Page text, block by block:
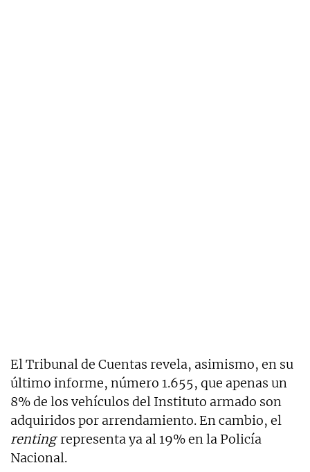
El Tribunal de Cuentas revela, asimismo, en su
último informe, número 1.655, que apenas un
8% de los vehículos del Instituto armado son
adquiridos por arrendamiento. En cambio, el
rentingrepresenta ya al 19% en la Policía
Nacional.